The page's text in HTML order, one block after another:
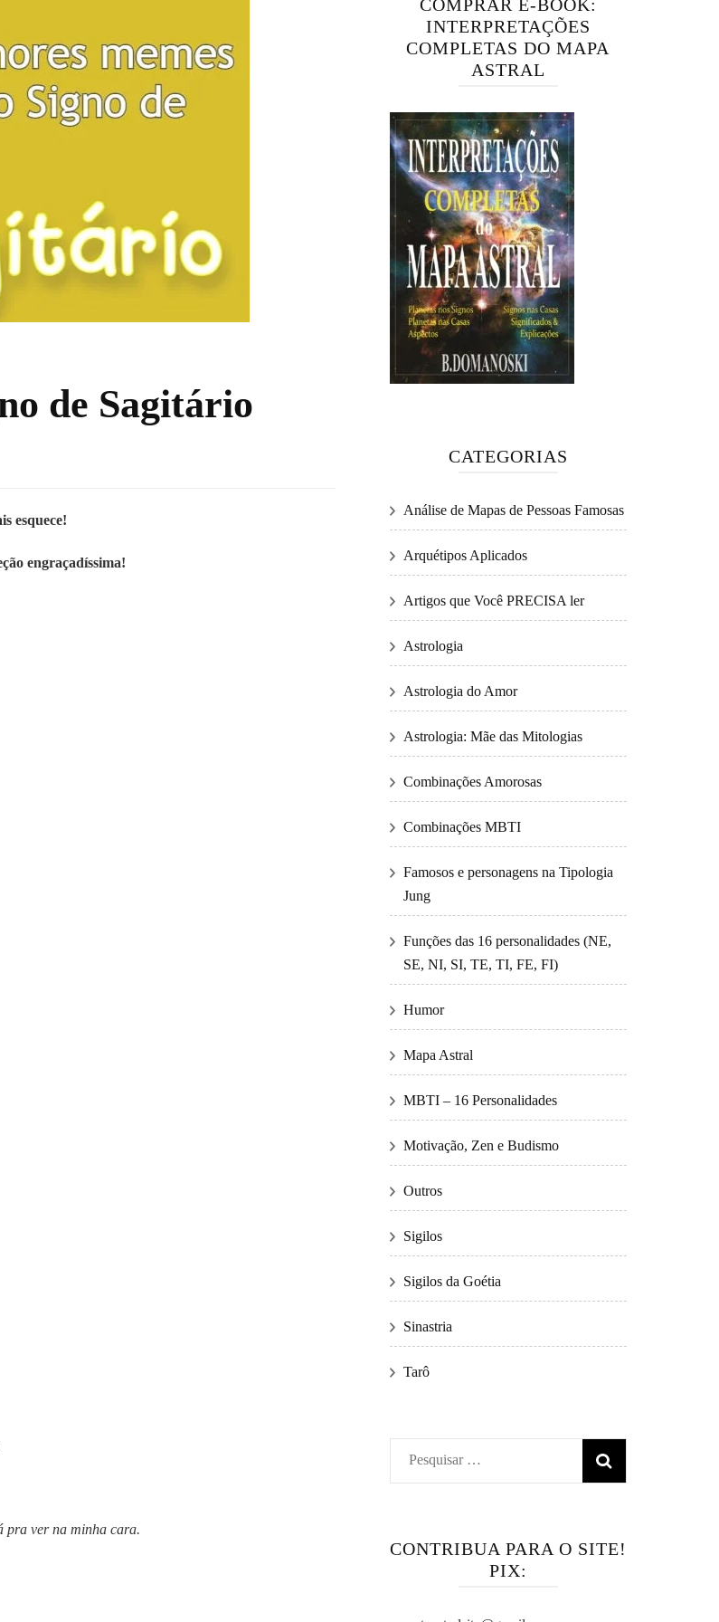
de Sagitário
esquece!
engraçadíssima!
pra ver na minha cara.
COMPRAR E-BOOK:
INTERPRETAÇÕES
COMPLETAS DO MAPA
ASTRAL
CATEGORIAS
Análise de Mapas de Pessoas Famosas
Arquétipos Aplicados
Artigos que Você PRECISA ler
Astrologia
Astrologia do Amor
Astrologia: Mãe das Mitologias
Combinações Amorosas
Combinações MBTI
Famosos e personagens na Tipologia
Jung
Funções das 16 personalidades (NE,
SE, NI, SI, TE, TI, FE, FI)
Humor
Mapa Astral
MBTI – 16 Personalidades
Motivação, Zen e Budismo
Outros
Sigilos
Sigilos da Goétia
Sinastria
Tarô
Pesquisar
por:
CONTRIBUA PARA O SITE!
PIX: